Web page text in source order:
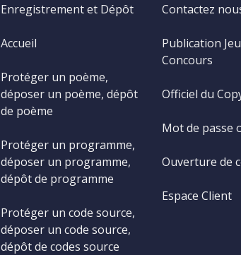
Enregistrement et Dépôt
Accueil
Protéger un poème,
déposer un poème, dépôt
de poème
Protéger un programme,
déposer un programme,
dépôt de programme
Protéger un code source,
déposer un code source,
dépôt de codes source
Contactez
Publication
Concours
Officiel du
Mot de passe
Ouverture de
Espace Client